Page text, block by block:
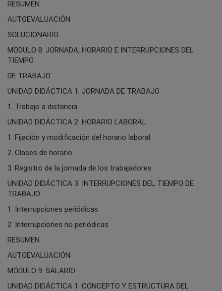
RESUMEN
AUTOEVALUACIÓN
SOLUCIONARIO
MÓDULO 8. JORNADA, HORARIO E INTERRUPCIONES DEL
TIEMPO
DE TRABAJO
UNIDAD DIDÁCTICA 1. JORNADA DE TRABAJO
1. Trabajo a distancia
UNIDAD DIDÁCTICA 2. HORARIO LABORAL
1. Fijación y modificación del horario laboral
2. Clases de horario
3. Registro de la jornada de los trabajadores
UNIDAD DIDÁCTICA 3. INTERRUPCIONES DEL TIEMPO DE
TRABAJO
1. Interrupciones periódicas
2. Interrupciones no periódicas
RESUMEN
AUTOEVALUACIÓN
MÓDULO 9. SALARIO
UNIDAD DIDÁCTICA 1. CONCEPTO Y ESTRUCTURA DEL